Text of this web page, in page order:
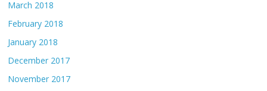
March 2018
February 2018
January 2018
December 2017
November 2017